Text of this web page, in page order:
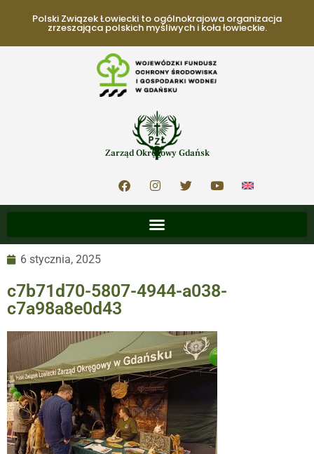
Polski Związek Łowiecki to ogólnokrajowa organizacja
zrzeszająca polskich myśliwych i koła łowieckie.
Zarząd Okręgowy Gdańsk
6 stycznia, 2025
c7b71d70-5807-4944-a038-
c7a98a8e0d43